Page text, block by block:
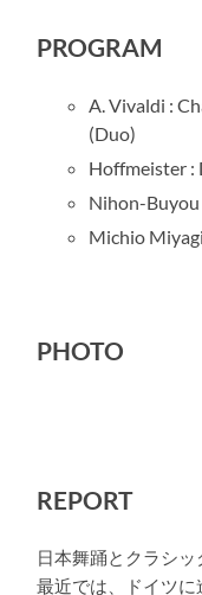
PROGRAM
A. Vivaldi :
(Duo)
Hoffmeister :
Nihon-Buyou
Michio
PHOTO
REPORT
日本舞踊とクラシッ
最近では、ドイツ